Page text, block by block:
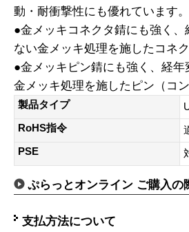
動・耐衝撃性にも優れています。
●金メッキコネクタ錆にも強く
ない金メッキ処理を施したコネ
●金メッキピン錆にも強く、経
金メッキ処理を施したピン（コ
製品タイプ
RoHS指令
PSE
ぷらっとオンライン ご購入の
支払方法について